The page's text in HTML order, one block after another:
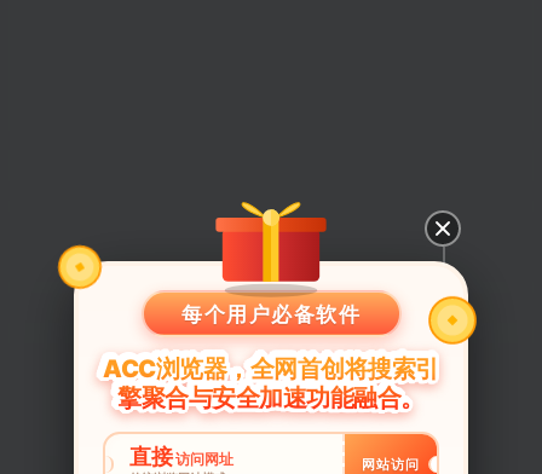
每个用户必备软件
ACC浏览器，全网首创将搜索引
擎聚合与安全加速功能融合。
直接访问网址 网站访问